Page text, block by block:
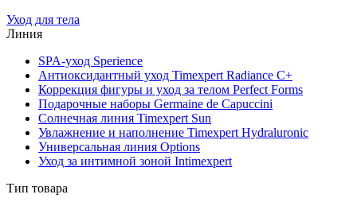
Уход для тела
Линия
SPA-уход Sperience
Антиоксидантный уход Timexpert Radiance C+
Коррекция фигуры и уход за телом Perfect Forms
Подарочные наборы Germaine de Capuccini
Солнечная линия Timexpert Sun
Увлажнение и наполнение Timexpert Hydraluronic
Универсальная линия Options
Уход за интимной зоной Intimexpert
Тип товара